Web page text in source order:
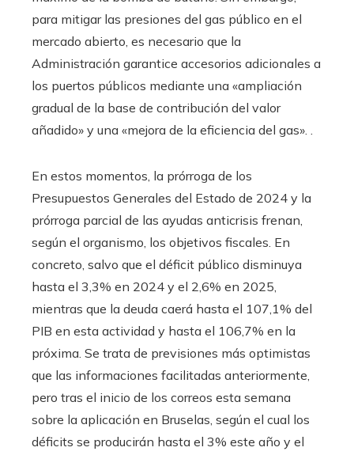
para mitigar las presiones del gas público en el
mercado abierto, es necesario que la
Administración garantice accesorios adicionales a
los puertos públicos mediante una «ampliación
gradual de la base de contribución del valor
añadido» y una «mejora de la eficiencia del gas». .
En estos momentos, la prórroga de los
Presupuestos Generales del Estado de 2024 y la
prórroga parcial de las ayudas anticrisis frenan,
según el organismo, los objetivos fiscales. En
concreto, salvo que el déficit público disminuya
hasta el 3,3% en 2024 y el 2,6% en 2025,
mientras que la deuda caerá hasta el 107,1% del
PIB en esta actividad y hasta el 106,7% en la
próxima. Se trata de previsiones más optimistas
que las informaciones facilitadas anteriormente,
pero tras el inicio de los correos esta semana
sobre la aplicación en Bruselas, según el cual los
déficits se producirán hasta el 3% este año y el